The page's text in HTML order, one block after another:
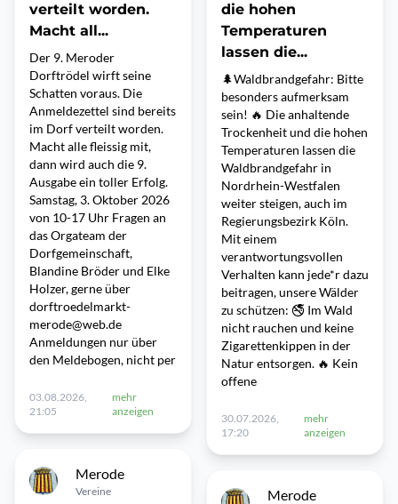
verteilt worden.
Macht all...
Der 9. Meroder
Dorftrödel wirft seine
Schatten voraus. Die
Anmeldezettel sind bereits
im Dorf verteilt worden.
Macht alle fleissig mit,
dann wird auch die 9.
Ausgabe ein toller Erfolg.
Samstag, 3. Oktober 2026
von 10-17 Uhr Fragen an
das Orgateam der
Dorfgemeinschaft,
Blandine Bröder und Elke
Holzer, gerne über
dorftroedelmarkt-
merode@web.de
Anmeldungen nur über
den Meldebogen, nicht per
03.08.2026,
21:05
mehr
anzeigen
Merode
Vereine
die hohen
Temperaturen
lassen die...
🌲Waldbrandgefahr: Bitte
besonders aufmerksam
sein! 🔥 Die anhaltende
Trockenheit und die hohen
Temperaturen lassen die
Waldbrandgefahr in
Nordrhein-Westfalen
weiter steigen, auch im
Regierungsbezirk Köln.
Mit einem
verantwortungsvollen
Verhalten kann jede*r dazu
beitragen, unsere Wälder
zu schützen: 🚭 Im Wald
nicht rauchen und keine
Zigarettenkippen in der
Natur entsorgen. 🔥 Kein
offene
30.07.2026,
17:20
mehr
anzeigen
Merode